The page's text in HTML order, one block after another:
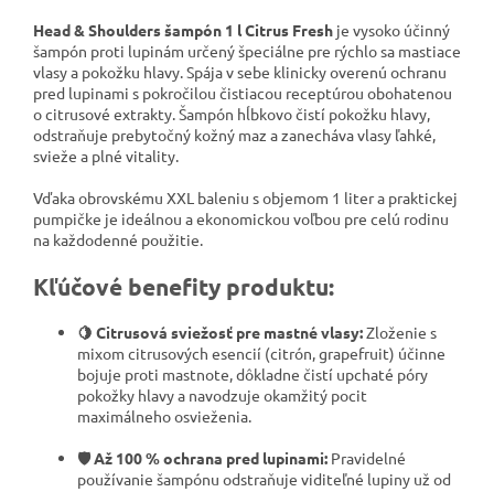
Head & Shoulders šampón 1 l Citrus Fresh je vysoko účinný
šampón proti lupinám určený špeciálne pre rýchlo sa mastiace
vlasy a pokožku hlavy. Spája v sebe klinicky overenú ochranu
pred lupinami s pokročilou čistiacou receptúrou obohatenou
o citrusové extrakty. Šampón hĺbkovo čistí pokožku hlavy,
odstraňuje prebytočný kožný maz a zanecháva vlasy ľahké,
svieže a plné vitality.
Vďaka obrovskému XXL baleniu s objemom 1 liter a praktickej
pumpičke je ideálnou a ekonomickou voľbou pre celú rodinu
na každodenné použitie.
Kľúčové benefity produktu:
🍋 Citrusová sviežosť pre mastné vlasy:Zloženie s
mixom citrusových esencií (citrón, grapefruit) účinne
bojuje proti mastnote, dôkladne čistí upchaté póry
pokožky hlavy a navodzuje okamžitý pocit
maximálneho osvieženia.
🛡️ Až 100 % ochrana pred lupinami: Pravidelné
používanie šampónu odstraňuje viditeľné lupiny už od